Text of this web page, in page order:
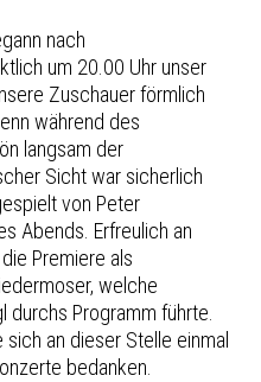
nach
um 20.00 Uhr unser
Zuschauer förmlich
während des
langsam der
Sicht war sicherlich
von Peter
Abends. Erfreulich an
Premiere als
welche
durchs Programm führte.
an dieser Stelle einmal
bedanken.